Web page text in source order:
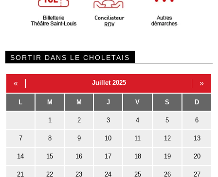
SORTIR DANS LE CHOLETAIS
« Juillet 2025 »
L M M J V S D
1 2 3 4 5 6
7 8 9 10 11 12 13
14 15 16 17 18 19 20
21 22 23 24 25 26 27